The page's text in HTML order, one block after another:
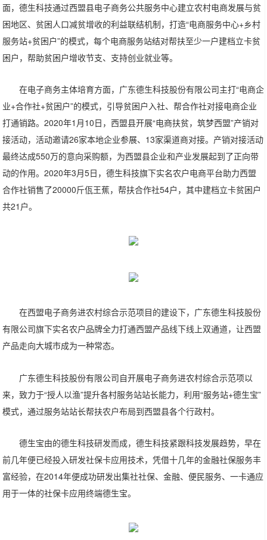
面，德生科技通过西盟县电子商务公共服务中心建立农村电商发展与贫
困地区、贫困人口减贫增收的利益联结机制，打造“电商服务中心+乡村
服务站+贫困户”的模式，每个电商服务站结对帮扶至少一户建档立卡贫
困户，帮助贫困户增收节支、支持创业就业等。
在电子商务主体培育方面，广东德生科技股份有限公司主打“电商企
业+合作社+贫困户”的模式，引导贫困户入社、帮合作社对接电商企业
打通销路。2020年1月10日，西盟县开展“电商扶贫，筑梦西盟”产销对
接活动，活动邀请26家本地企业参展、13家渠道商对接。产销对接活动
最终达成550万的意向采购额，为西盟县企业和产业发展起到了正向带
动的作用。2020年3月5日，德生科技旗下实名农户电商平台助力西盟
合作社销售了20000斤佤王蕉，帮扶合作社54户，其中建档立卡贫困户
共21户。
在西盟电子商务进农村综合示范项目的建设下，广东德生科技股份
有限公司旗下实名农户品牌全力打通西盟产品线下线上双通道，让西盟
产品走向大城市成为一种常态。
广东德生科技股份有限公司自开展电子商务进农村综合示范项以
来，致力于“授人以渔”提升各村服务站站长能力，利用“服务站+德生宝”
模式，通过服务站站长帮扶农户布局到西盟县各个行政村。
德生宝由的德生科技研发而成，德生科技紧跟科技发展趋势，早在
前几年便已经投入研发社保卡应用技术，凭借十几年的金融社保服务丰
富经验，在2014年便成功研发出集社社保、金融、便民服务、一卡通应
用于一体的社保卡应用终端德生宝。